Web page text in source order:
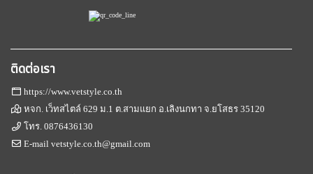
ติดต่อเรา
https://www.vetstyle.co.th
หจก. เว็ทสไตล์ 629 ม.1 ต.สามแยก อ.เลิงนกทา จ.ยโสธร 35120
โทร.0876436130
E-mailvetstyle.co.th@gmail.com